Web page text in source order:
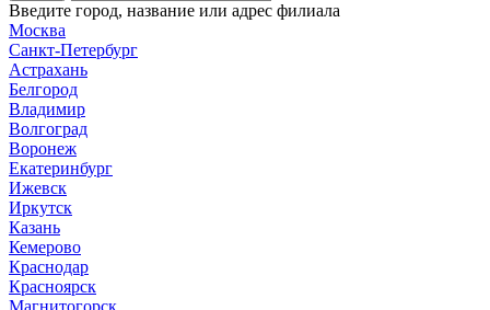
Введите город, название или адрес филиала
Москва
Санкт-Петербург
Астрахань
Белгород
Владимир
Волгоград
Воронеж
Екатеринбург
Ижевск
Иркутск
Казань
Кемерово
Краснодар
Красноярск